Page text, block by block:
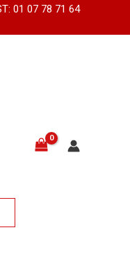
01 07 78 71 64